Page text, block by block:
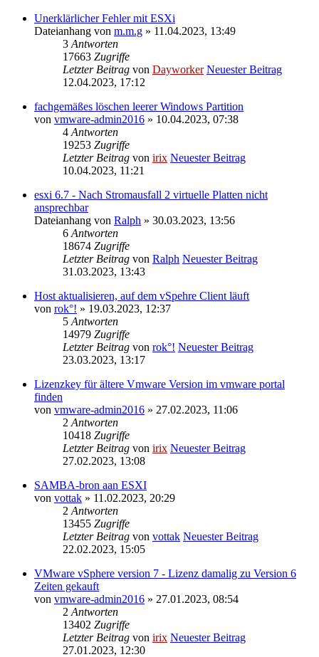
Unerklärlicher Fehler mit ESXi
Dateianhang von m.m.g » 11.04.2023, 13:49
3 Antworten
17663 Zugriffe
Letzter Beitrag von Dayworker Neuester Beitrag
12.04.2023, 17:12
fachgemäßes löschen leerer Windows Partition
von vmware-admin2016 » 10.04.2023, 07:38
4 Antworten
19253 Zugriffe
Letzter Beitrag von irix Neuester Beitrag
10.04.2023, 11:21
esxi 6.7 - Nach Stromausfall 2 virtuelle Platten nicht
ansprechbar
Dateianhang von Ralph » 30.03.2023, 13:56
6 Antworten
18674 Zugriffe
Letzter Beitrag von Ralph Neuester Beitrag
31.03.2023, 13:43
Host aktualisieren, auf dem vSpehre Client läuft
von rok°! » 19.03.2023, 12:37
5 Antworten
14979 Zugriffe
Letzter Beitrag von rok°! Neuester Beitrag
23.03.2023, 13:17
Lizenzkey für ältere Vmware Version im vmware portal
finden
von vmware-admin2016 » 27.02.2023, 11:06
2 Antworten
10418 Zugriffe
Letzter Beitrag von irix Neuester Beitrag
27.02.2023, 13:08
SAMBA-bron aan ESXI
von vottak » 11.02.2023, 20:29
2 Antworten
13455 Zugriffe
Letzter Beitrag von vottak Neuester Beitrag
22.02.2023, 15:05
VMware vSphere version 7 - Lizenz damalig zu Version 6
Zeiten gekauft
von vmware-admin2016 » 27.01.2023, 08:54
2 Antworten
13402 Zugriffe
Letzter Beitrag von irix Neuester Beitrag
27.01.2023, 12:30